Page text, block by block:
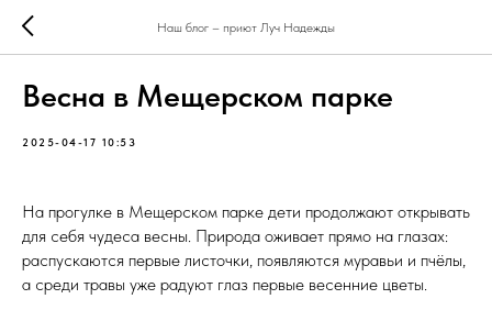
Наш блог – приют Луч Надежды
Весна в Мещерском парке
2025-04-17 10:53
На прогулке в Мещерском парке дети продолжают открывать
для себя чудеса весны. Природа оживает прямо на глазах:
распускаются первые листочки, появляются муравьи и пчёлы,
а среди травы уже радуют глаз первые весенние цветы.